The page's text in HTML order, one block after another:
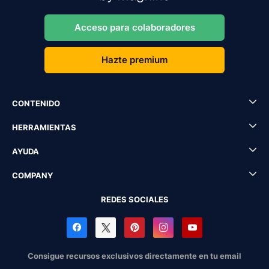
Acceso para colaboradores
Hazte premium
CONTENIDO
HERRAMIENTAS
AYUDA
COMPANY
REDES SOCIALES
Consigue recursos exclusivos directamente en tu email